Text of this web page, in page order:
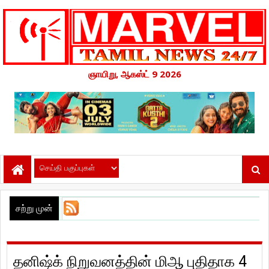
ஞாயிறு, ஆகஸ்ட் 9 2026
சற்று முன்
தனிஷ்க் நிறுவனத்தின் மிஆ புதிதாக 4